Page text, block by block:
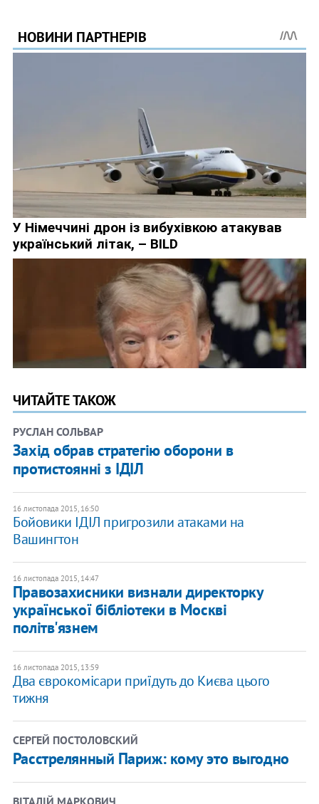
ЧИТАЙТЕ ТАКОЖ
РУСЛАН СОЛЬВАР
Захід обрав стратегію оборони в
протистоянні з ІДІЛ
16 листопада 2015, 16:50
Бойовики ІДІЛ пригрозили атаками на
Вашингтон
16 листопада 2015, 14:47
Правозахисники визнали директорку
української бібліотеки в Москві
політв'язнем
16 листопада 2015, 13:59
Два єврокомісари приїдуть до Києва цього
тижня
СЕРГЕЙ ПОСТОЛОВСКИЙ
Расстрелянный Париж: кому это выгодно